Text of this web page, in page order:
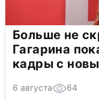
Больше не
Гагарина
кадры с
6 августа 64